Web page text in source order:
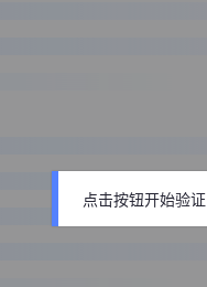
点击按钮开始验证